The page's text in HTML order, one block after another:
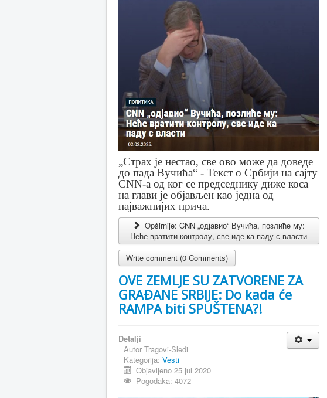
„Страх је нестао, све ово може да доведе
до пада Вучића“ - Текст о Србији на сајту
CNN-а од ког се председнику диже коса
на глави је објављен као једна од
најважнијих прича.
Opširnije: CNN „одјавио“ Вучића, позлиће му:
Неће вратити контролу, све иде ка паду с власти
Write comment (0 Comments)
OVE ZEMLJE SU ZATVORENE ZA
GRAĐANE SRBIJE: Do kada će
RAMPA biti SPUŠTENA?!
Detalji
Autor Tragovi-Sledi
Kategorija: Vesti
Objavljeno 25 jul 2020
Pogodaka: 4072